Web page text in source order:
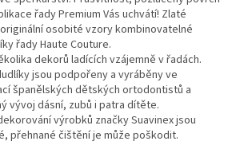
řady Premium Vás uchvátí! Zlaté
osobité vzory kombinovatelné
řady Haute Couture.
dekorů ladících vzájemně v řadách.
jsou podpořeny a vyráběny ve
španělských dětských ortodontistů a
vývoj dásní, zubů i patra dítěte.
výrobků značky Suavinex jsou
přehnané čištění je může poškodit.